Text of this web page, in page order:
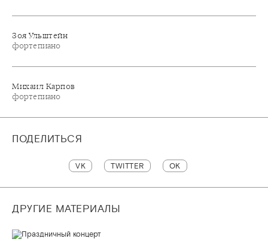
Зоя Ульштейн
фортепиано
Михаил Карпов
фортепиано
ПОДЕЛИТЬСЯ
VK TWITTER OK
ДРУГИЕ МАТЕРИАЛЫ